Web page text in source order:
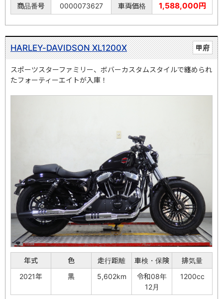
商品番号 0000073627 車両価格 1,588,000円
甲府
HARLEY-DAVIDSON XL1200X
スポーツスターファミリー、ボバーカスタムスタイルで纏められ
たフォーティーエイトが入庫！
年式 色 走行距離 車検・保険
排気量
2021年
黒 5,602km
令和08年
12月
1200cc